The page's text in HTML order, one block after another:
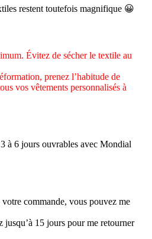
restent toutefois magnifique 😀
Évitez de sécher le textile au
prenez l’habitude de
vos vêtements personnalisés à
à 6 jours ouvrables avec Mondial
votre commande, vous pouvez me
jusqu’à 15 jours pour me retourner